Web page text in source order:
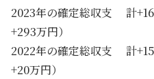
2023年の確定総収支 計
+293万円）
2022年の確定総収支 計
+20万円）